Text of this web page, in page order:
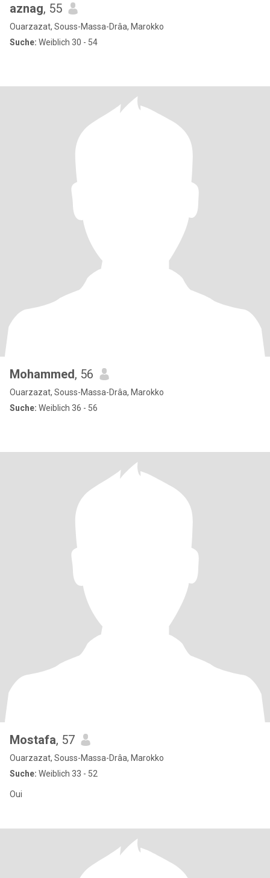
aznag, 55
Ouarzazat, Souss-Massa-Drâa, Marokko
Suche: Weiblich 30 - 54
Mohammed, 56
Ouarzazat, Souss-Massa-Drâa, Marokko
Suche: Weiblich 36 - 56
Mostafa, 57
Ouarzazat, Souss-Massa-Drâa, Marokko
Suche: Weiblich 33 - 52
Oui